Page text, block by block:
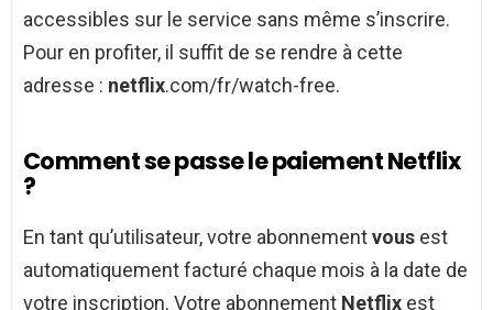
accessibles sur le service sans même s’inscrire.
Pour en profiter, il suffit de se rendre à cette
adresse : netflix.com/fr/watch-free.
Comment se passe le paiement Netflix
?
En tant qu’utilisateur, votre abonnementvous est
automatiquement facturé chaque mois à la date de
votre inscription. Votre abonnement Netflix est